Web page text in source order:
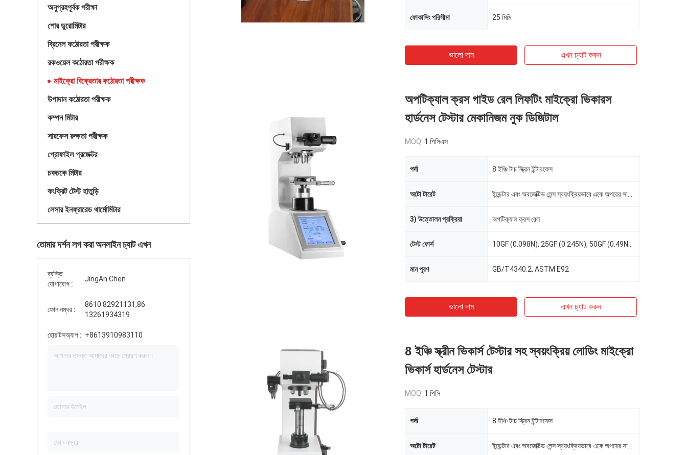
অনুগ্রহপূর্বক পরীক্ষা
শোর ডুরোমিটার
ব্রিনেল কঠোরতা পরীক্ষক
রকওয়েল কঠোরতা পরীক্ষক
মাইক্রো বিক্রেতার কঠোরতা পরীক্ষক
উপাদান কঠোরতা পরীক্ষক
কম্পন মিটার
সারফেস রুক্ষতা পরীক্ষক
প্রোফাইল প্রজেক্টর
চকচকে মিটার
কংক্রিট টেস্ট হাতুড়ি
লেসার ইনফ্রারেড থার্মোমিটার
তোমার দর্শন লগ করা অনলাইন চ্যাট এখন
ব্যক্তি
যোগাযোগ :
JingAn Chen
ফোন নম্বর :
8610 82921131,86
13261934319
হোয়াটসঅ্যাপ : +8613910983110
ফোকাসিং পরিসীমা 25 মিমি
ভালো দাম এখন চ্যাট করুন
অপটিক্যাল ক্রস গাইড রেল লিফটিং মাইক্রো ভিকারস
হার্ডনেস টেস্টার মেকানিজম নুক ডিজিটাল
MOQ: 1 পিসিএস
পর্দা 8 ইঞ্চি টাচ স্ক্রিন ইন্টারফেস
অটো টারেট
3) উত্তোলন প্রক্রিয়া অপটিক্যাল ক্রস রেল
টেস্ট ফোর্স
মান পূরণ GB/T4340.2, ASTM E92
ভালো দাম এখন চ্যাট করুন
8 ইঞ্চি স্ক্রীন ভিকার্স টেস্টার সহ স্বয়ংক্রিয় লোডিং মাইক্রো
ভিকার্স হার্ডনেস টেস্টার
MOQ: 1 পিসি
পর্দা 8 ইঞ্চি টাচ স্ক্রিন ইন্টারফেস
অটো টারেট